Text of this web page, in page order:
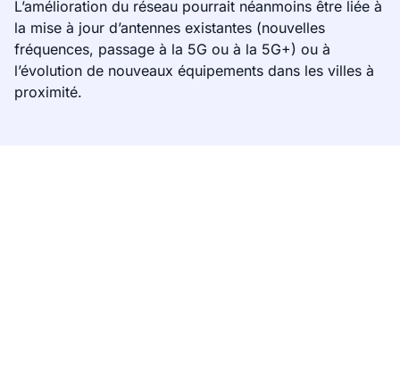
L’amélioration du réseau pourrait néanmoins être liée à
la mise à jour d’antennes existantes (nouvelles
fréquences, passage à la 5G ou à la 5G+) ou à
l’évolution de nouveaux équipements dans les villes à
proximité.